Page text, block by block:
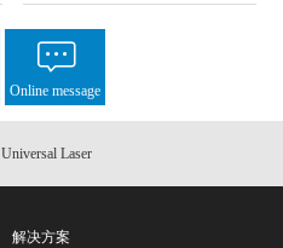
Online message
Universal Laser
解决方案